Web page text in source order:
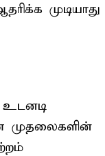
முடியாது
உடனடி
முதலைகளின்